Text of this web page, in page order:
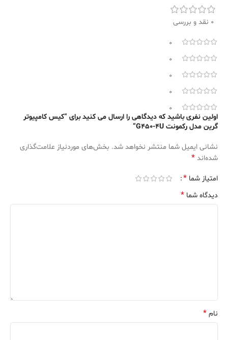
0 نقد و بررسی
0
0
0
0
0
اولین نفری باشید که دیدگاهی را ارسال می کنید برای “کیس کامپیوتر
گرین مدل رکمونت G450-4U”
نشانی ایمیل شما منتشر نخواهد شد. بخش‌های موردنیاز علامت‌گذاری
شده‌اند *
امتیاز شما *
دیدگاه شما *
نام *